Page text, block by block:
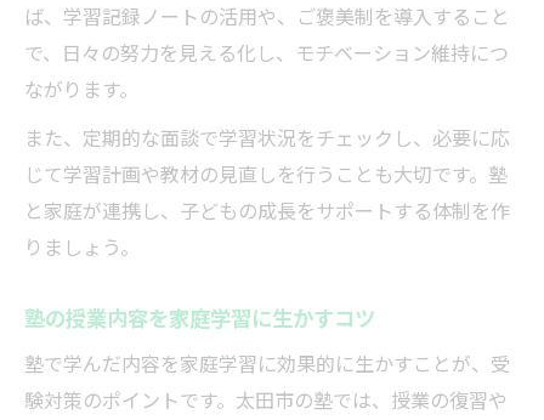
ば、学習記録ノートの活用や、ご褒美制を導入すること
で、日々の努力を見える化し、モチベーション維持につ
ながります。
また、定期的な面談で学習状況をチェックし、必要に応
じて学習計画や教材の見直しを行うことも大切です。塾
と家庭が連携し、子どもの成長をサポートする体制を作
りましょう。
塾の授業内容を家庭学習に生かすコツ
塾で学んだ内容を家庭学習に効果的に生かすことが、受
験対策のポイントです。太田市の塾では、授業の復習や